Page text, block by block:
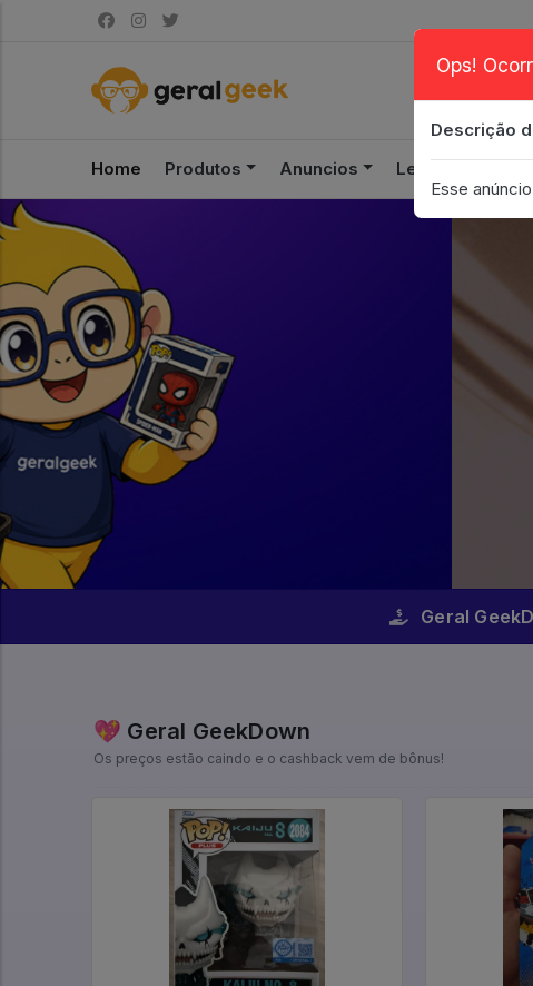
Home Produtos Anuncios Leilão
Geral
💖 Geral GeekDown
Os preços estão caindo e o cashback vem de bônus!
Ops!
Descrição
Esse